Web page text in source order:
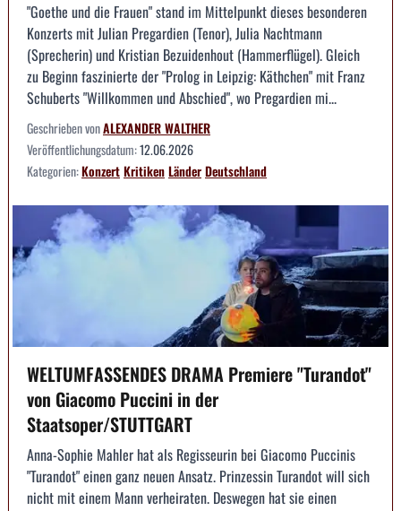
"Goethe und die Frauen" stand im Mittelpunkt dieses besonderen
Konzerts mit Julian Pregardien (Tenor), Julia Nachtmann
(Sprecherin) und Kristian Bezuidenhout (Hammerflügel). Gleich
zu Beginn faszinierte der "Prolog in Leipzig: Käthchen" mit Franz
Schuberts "Willkommen und Abschied", wo Pregardien mi...
Geschrieben vonALEXANDER WALTHER
Veröffentlichungsdatum:12.06.2026
Kategorien:KonzertKritikenLänderDeutschland
WELTUMFASSENDES DRAMA Premiere "Turandot"
von Giacomo Puccini in der
Staatsoper/STUTTGART
Anna-Sophie Mahler hat als Regisseurin bei Giacomo Puccinis
"Turandot" einen ganz neuen Ansatz. Prinzessin Turandot will sich
nicht mit einem Mann verheiraten. Deswegen hat sie einen